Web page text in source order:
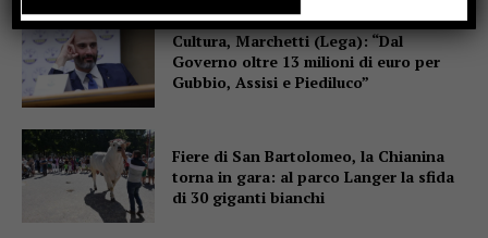
Cultura, Marchetti (Lega): “Dal
Governo oltre 13 milioni di euro per
Gubbio, Assisi e Piediluco”
Fiere di San Bartolomeo, la Chianina
torna in gara: al parco Langer la sfida
di 30 giganti bianchi